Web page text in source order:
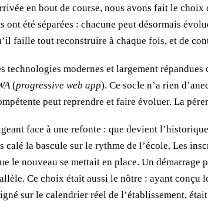
en bout de course, nous avons fait le
été séparées : chacune peut désormais
faille tout reconstruire à chaque fois, et de
technologies modernes et largement répandues
(progressive web app). Ce socle n’a rien
peut reprendre et faire évoluer. La
face à une refonte : que devient
calé la bascule sur le rythme de l’école. Les
le nouveau se mettait en place. Un
Ce choix était aussi le nôtre : ayant conçu
sur le calendrier réel de l’établissement,